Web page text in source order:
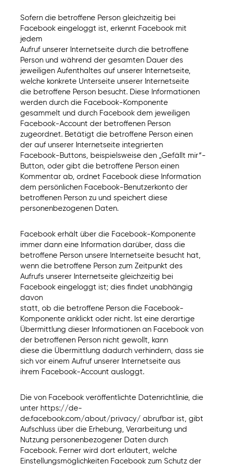
Sofern die betroffene Person gleichzeitig bei
Facebook eingeloggt ist, erkennt Facebook mit
jedem
Aufruf unserer Internetseite durch die betroffene
Person und während der gesamten Dauer des
jeweiligen Aufenthaltes auf unserer Internetseite,
welche konkrete Unterseite unserer Internetseite
die betroffene Person besucht. Diese Informationen
werden durch die Facebook-Komponente
gesammelt und durch Facebook dem jeweiligen
Facebook-Account der betroffenen Person
zugeordnet. Betätigt die betroffene Person einen
der auf unserer Internetseite integrierten
Facebook-Buttons, beispielsweise den „Gefällt mir“-
Button, oder gibt die betroffene Person einen
Kommentar ab, ordnet Facebook diese Information
dem persönlichen Facebook-Benutzerkonto der
betroffenen Person zu und speichert diese
personenbezogenen Daten.
Facebook erhält über die Facebook-Komponente
immer dann eine Information darüber, dass die
betroffene Person unsere Internetseite besucht hat,
wenn die betroffene Person zum Zeitpunkt des
Aufrufs unserer Internetseite gleichzeitig bei
Facebook eingeloggt ist; dies findet unabhängig
davon
statt, ob die betroffene Person die Facebook-
Komponente anklickt oder nicht. Ist eine derartige
Übermittlung dieser Informationen an Facebook von
der betroffenen Person nicht gewollt, kann
diese die Übermittlung dadurch verhindern, dass sie
sich vor einem Aufruf unserer Internetseite aus
ihrem Facebook-Account ausloggt.
Die von Facebook veröffentlichte Datenrichtlinie, die
unter https://de-
de.facebook.com/about/privacy/ abrufbar ist, gibt
Aufschluss über die Erhebung, Verarbeitung und
Nutzung personenbezogener Daten durch
Facebook. Ferner wird dort erläutert, welche
Einstellungsmöglichkeiten Facebook zum Schutz der